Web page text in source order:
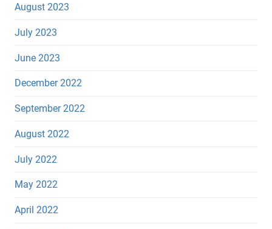
August 2023
July 2023
June 2023
December 2022
September 2022
August 2022
July 2022
May 2022
April 2022